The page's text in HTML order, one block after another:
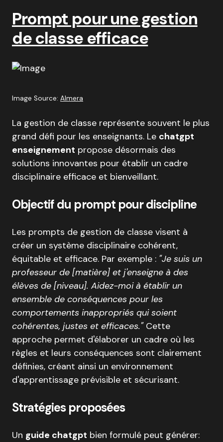
Prompt pour une gestion
de classe efficace
Image Source: Almera
La gestion de classe représente souvent le plus
grand défi pour les enseignants. Le chatgpt
enseignement propose désormais des
solutions innovantes pour établir un cadre
disciplinaire efficace et bienveillant.
Objectif du prompt pour discipline
Les prompts de gestion de classe visent à
créer un système disciplinaire cohérent,
équitable et efficace. Par exemple : "Je suis un
professeur de [matière] et j'enseigne à des
élèves de [niveau]. Aidez-moi à établir un
ensemble de conséquences pour les
comportements inappropriés qui soient
cohérentes, justes et efficaces."Cette
approche permet d'élaborer un cadre où les
règles et leurs conséquences sont clairement
définies, créant ainsi un environnement
d'apprentissage prévisible et sécurisant.
Stratégies proposées
Un guide chatgpt bien formulé peut générer: